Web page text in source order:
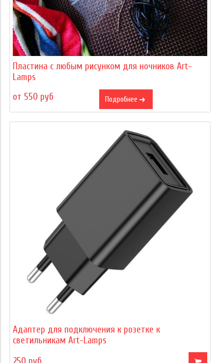
Пластина с любым рисунком для ночников Art-
Lamps
от 550 руб
Подробнее
Адаптер для подключения к розетке к
светильникам Art-Lamps